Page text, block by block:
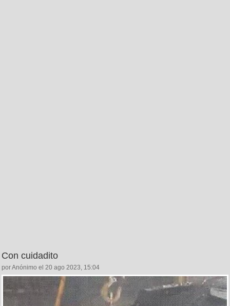
Con cuidadito
por Anónimo el 20 ago 2023, 15:04